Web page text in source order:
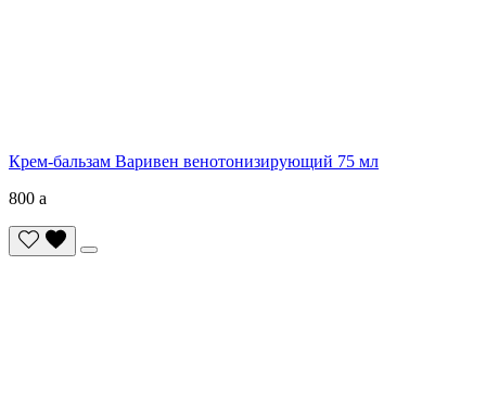
Крем-бальзам Варивен венотонизирующий 75 мл
800 a